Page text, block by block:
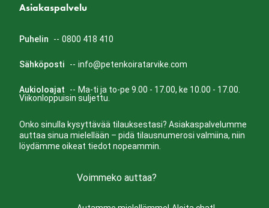
Asiakaspalvelu
Puhelin -- 0800 418 410
Sähköposti -- info@petenkoiratarvike.com
Aukioloajat -- Ma-ti ja to-pe 9.00 - 17.00, ke 10.00 - 17.00.
Viikonloppuisin suljettu.
Onko sinulla kysyttävää tilauksestasi? Asiakaspalvelumme
auttaa sinua mielellään – pidä tilausnumerosi valmiina, niin
löydämme oikeat tiedot nopeammin.
Voimmeko auttaa?